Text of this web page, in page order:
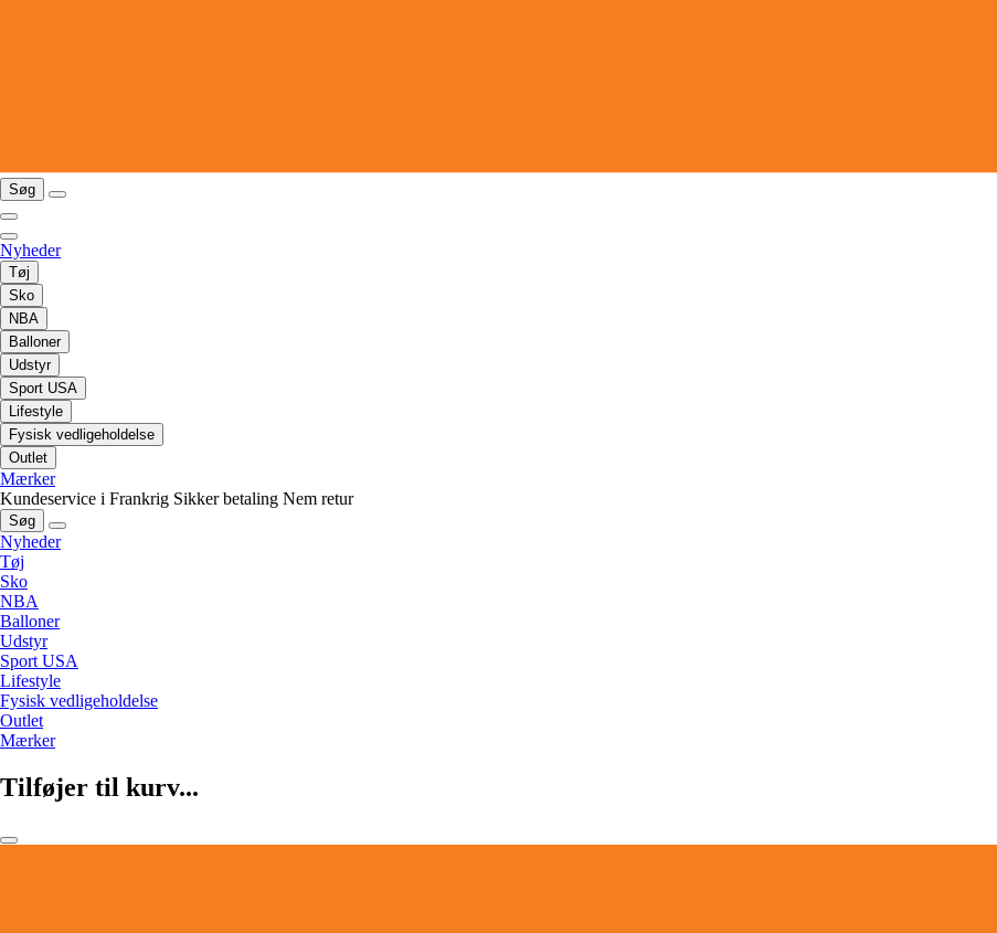
Søg
Nyheder
Tøj
Sko
NBA
Balloner
Udstyr
Sport USA
Lifestyle
Fysisk vedligeholdelse
Outlet
Mærker
Kundeservice i Frankrig Sikker betaling Nem retur
Søg
Nyheder
Tøj
Sko
NBA
Balloner
Udstyr
Sport USA
Lifestyle
Fysisk vedligeholdelse
Outlet
Mærker
Tilføjer til kurv...